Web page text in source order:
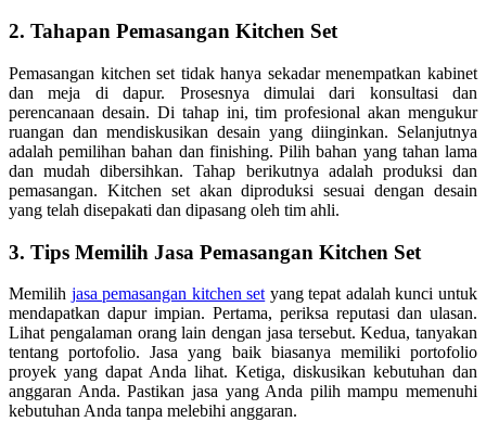
2. Tahapan Pemasangan Kitchen Set
Pemasangan kitchen set tidak hanya sekadar menempatkan kabinet
dan meja di dapur. Prosesnya dimulai dari konsultasi dan
perencanaan desain. Di tahap ini, tim profesional akan mengukur
ruangan dan mendiskusikan desain yang diinginkan. Selanjutnya
adalah pemilihan bahan dan finishing. Pilih bahan yang tahan lama
dan mudah dibersihkan. Tahap berikutnya adalah produksi dan
pemasangan. Kitchen set akan diproduksi sesuai dengan desain
yang telah disepakati dan dipasang oleh tim ahli.
3. Tips Memilih Jasa Pemasangan Kitchen Set
Memilih jasa pemasangan kitchen setyang tepat adalah kunci untuk
mendapatkan dapur impian. Pertama, periksa reputasi dan ulasan.
Lihat pengalaman orang lain dengan jasa tersebut. Kedua, tanyakan
tentang portofolio. Jasa yang baik biasanya memiliki portofolio
proyek yang dapat Anda lihat. Ketiga, diskusikan kebutuhan dan
anggaran Anda. Pastikan jasa yang Anda pilih mampu memenuhi
kebutuhan Anda tanpa melebihi anggaran.